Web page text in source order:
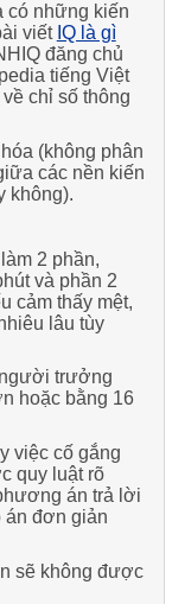
có những kiến
viết IQ là gì
đăng chủ
tiếng Việt
chỉ số thông
(không phân
các nền kiến
không).
2 phần,
và phần 2
cảm thấy mệt,
lâu tùy
trưởng
hoặc bằng 16
việc cố gắng
quy luật rõ
án trả lời
án đơn giản
sẽ không được